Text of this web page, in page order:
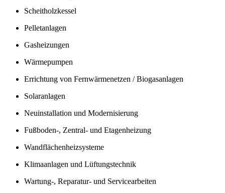
Scheitholzkessel
Pelletanlagen
Gasheizungen
Wärmepumpen
Errichtung von Fernwärmenetzen / Biogasanlagen
Solaranlagen
Neuinstallation und Modernisierung
Fußboden-, Zentral- und Etagenheizung
Wandflächenheizsysteme
Klimaanlagen und Lüftungstechnik
Wartung-, Reparatur- und Servicearbeiten